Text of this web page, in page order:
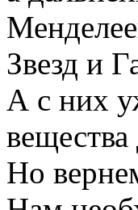
Звезд и
А с них
Но